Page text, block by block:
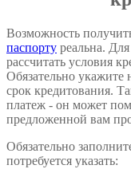
Возможность
паспорту реальна.
рассчитать условия
Обязательно
срок кредитования.
платеж - он может
предложенной вам
Обязательно
потребуется указать: